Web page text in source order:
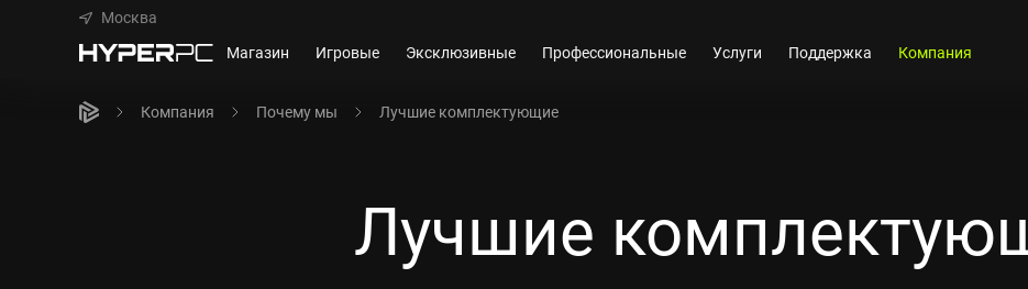
Москва
Магазин
Игровые Эксклюзивные Профессиональные Услуги Поддержка Компания
Компания Почему мы Лучшие комплектующие
Лучшие